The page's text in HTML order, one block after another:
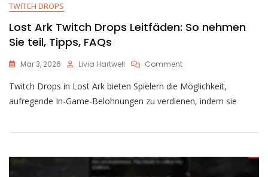
TWITCH DROPS
Lost Ark Twitch Drops Leitfäden: So nehmen
Sie teil, Tipps, FAQs
Mar 3, 2026 Livia Hartwell CommentOn
Ark
Twitch
Drops
So
Teil,
Twitch Drops in Lost Ark bieten Spielern die Möglichkeit,
aufregende In-Game-Belohnungen zu verdienen, indem sie